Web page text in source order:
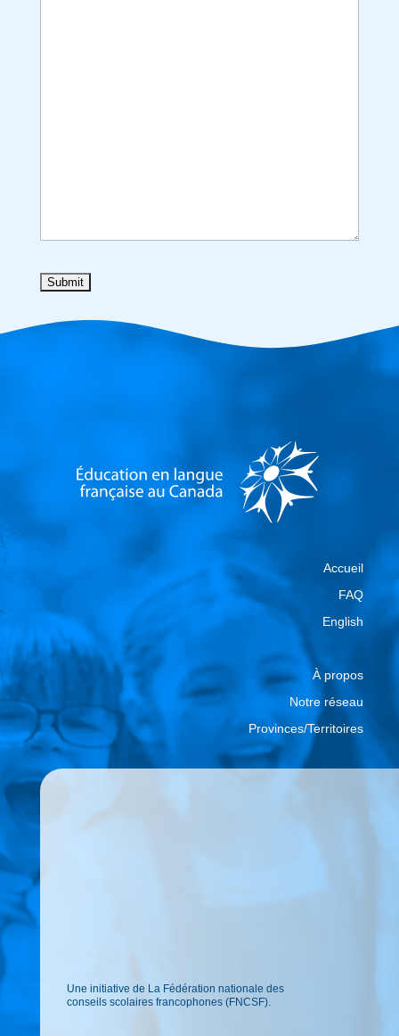
Accueil
FAQ
English
À propos
Notre réseau
Provinces/Territoires
Une initiative de La Fédération nationale des
conseils scolaires francophones (FNCSF).